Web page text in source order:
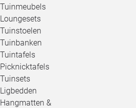
Tuinmeubels
Loungesets
Tuinstoelen
Tuinbanken
Tuintafels
Picknicktafels
Tuinsets
Ligbedden
Hangmatten &